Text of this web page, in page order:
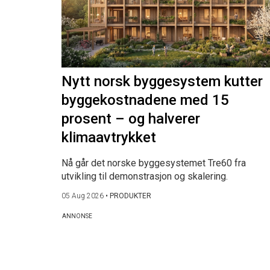
Nytt norsk byggesystem kutter
byggekostnadene med 15
prosent – og halverer
klimaavtrykket
Nå går det norske byggesystemet Tre60 fra
utvikling til demonstrasjon og skalering.
05 Aug 2026 • PRODUKTER